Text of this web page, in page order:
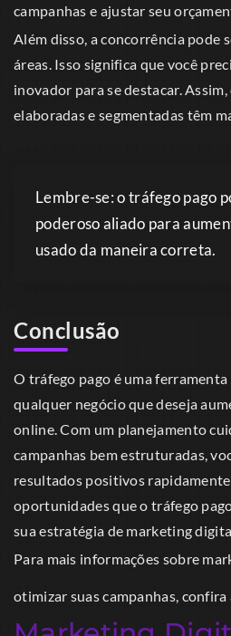
campanhas e ajustar seu
Além disso, a concorrência pode
áreas. Isso significa que você
inovador para se destacar.
elaboradas e segmentadas têm
Lembre-se: o tráfego pago
poderoso aliado para
usado da maneira correta.
Conclusão
O tráfego pago é uma
qualquer negócio que deseja
online. Com um planejamento
campanhas bem estruturadas,
resultados positivos
oportunidades que o tráfego
sua estratégia de marketing
Para mais informações sobre
otimizar suas campanhas, confira